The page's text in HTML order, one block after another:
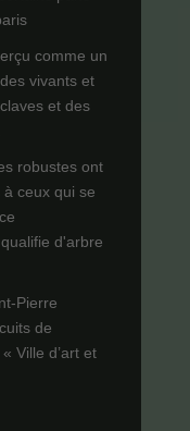
comme un
vivants et
et des
robustes ont
ceux qui se
d'arbre
Pierre
de
Ville d’art et